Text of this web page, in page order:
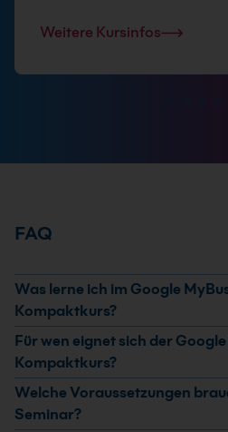
Weitere Kursinfos
FAQ
Was lerne ich im Google
Kompaktkurs?
Du lernst, wie Du ein Google-
einrichtest, lokale Ranking-
die Google-
Suchergebnisse anwendest.
Für wen eignet sich der
Kompaktkurs?
Der Kurs eignet sich für
im Marketing und
Welche Voraussetzungen
Seminar?